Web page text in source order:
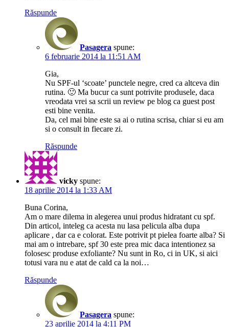
Răspunde
Pasagera spune:
6 februarie 2014 la 11:51 AM
Gia,
Nu SPF-ul ‘scoate’ punctele negre, cred ca altceva din
rutina. 🙂 Ma bucur ca sunt potrivite produsele, daca
vreodata vrei sa scrii un review pe blog ca guest post
esti bine venita.
Da, cel mai bine este sa ai o rutina scrisa, chiar si eu am
si o consult in fiecare zi.
Răspunde
vicky spune:
18 aprilie 2014 la 1:33 AM
Buna Corina,
Am o mare dilema in alegerea unui produs hidratant cu spf.
Din articol, inteleg ca acesta nu lasa pelicula alba dupa
aplicare , dar ca e colorat. Este potrivit pt pielea foarte alba? Si
mai am o intrebare, spf 30 este prea mic daca intentionez sa
folosesc produse exfoliante? Nu sunt in Ro, ci in UK, si aici
totusi vara nu e atat de cald ca la noi…
Răspunde
Pasagera spune:
23 aprilie 2014 la 4:11 PM